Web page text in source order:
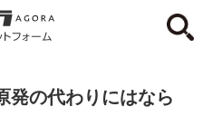
発の代わりにはなら